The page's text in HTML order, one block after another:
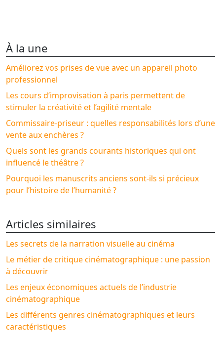
À la une
Améliorez vos prises de vue avec un appareil photo
professionnel
Les cours d’improvisation à paris permettent de
stimuler la créativité et l’agilité mentale
Commissaire-priseur : quelles responsabilités lors d’une
vente aux enchères ?
Quels sont les grands courants historiques qui ont
influencé le théâtre ?
Pourquoi les manuscrits anciens sont-ils si précieux
pour l’histoire de l’humanité ?
Articles similaires
Les secrets de la narration visuelle au cinéma
Le métier de critique cinématographique : une passion
à découvrir
Les enjeux économiques actuels de l’industrie
cinématographique
Les différents genres cinématographiques et leurs
caractéristiques